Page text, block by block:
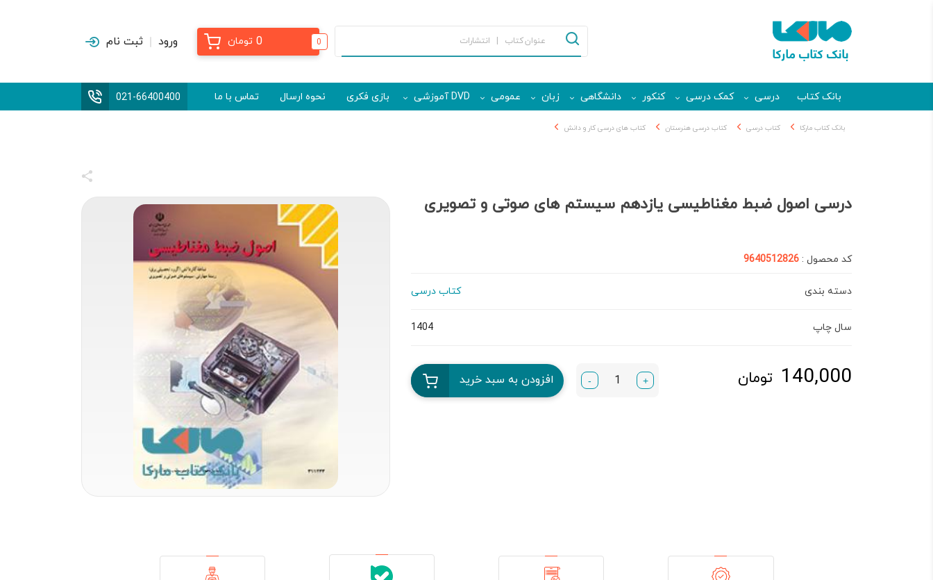
0
0 تومان ورود ثبت نام
بانک کتاب درسی کمک درسی کنکور دانشگاهی زبان عمومی DVD آموزشی بازی فکری نحوه ارسال تماس با ما 021-66400400
بانک کتاب مارکا کتاب درسی کتاب درسی هنرستان کتاب های درسی کار و دانش
درسی اصول ضبط مغناطیسی یازدهم سیستم های صوتی و تصویری
کد محصول : 9640512826
دسته بندی کتاب درسی
سال چاپ 1404
140,000 تومان +
- افزودن به سبد خرید